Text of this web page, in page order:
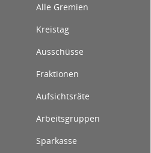
Alle Gremien
Kreistag
Ausschüsse
Fraktionen
Aufsichtsräte
Arbeitsgruppen
Sparkasse